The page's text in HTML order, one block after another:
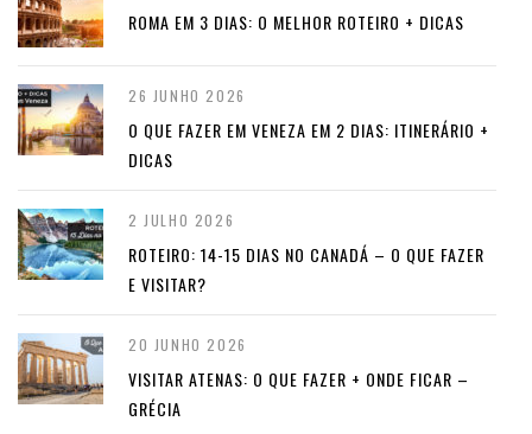
ROMA EM 3 DIAS: O MELHOR ROTEIRO + DICAS
26 JUNHO 2026
O QUE FAZER EM VENEZA EM 2 DIAS: ITINERÁRIO +
DICAS
2 JULHO 2026
ROTEIRO: 14-15 DIAS NO CANADÁ – O QUE FAZER
E VISITAR?
20 JUNHO 2026
VISITAR ATENAS: O QUE FAZER + ONDE FICAR –
GRÉCIA